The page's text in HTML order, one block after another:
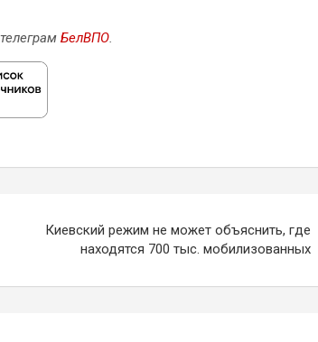
БелВПО.
Киевский режим не может объяснить, где
находятся 700 тыс. мобилизованных